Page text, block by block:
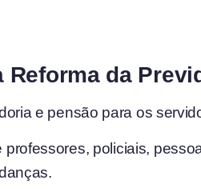
da
e pensão para os
policiais,